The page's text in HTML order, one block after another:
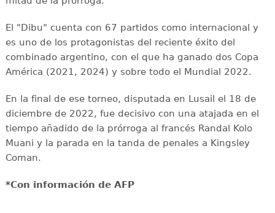
El "Dibu" cuenta con 67 partidos como internacional y
es uno de los protagonistas del reciente éxito del
combinado argentino, con el que ha ganado dos Copa
América (2021, 2024) y sobre todo el Mundial 2022.
En la final de ese torneo, disputada en Lusail el 18 de
diciembre de 2022, fue decisivo con una atajada en el
tiempo añadido de la prórroga al francés Randal Kolo
Muani y la parada en la tanda de penales a Kingsley
Coman.
*Con información de AFP